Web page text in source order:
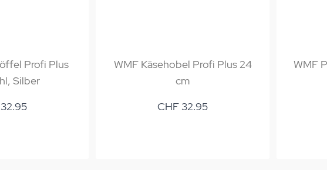
Profi Plus
Silber
WMF Käsehobel Profi Plus 24
cm
CHF 32.95
WMF